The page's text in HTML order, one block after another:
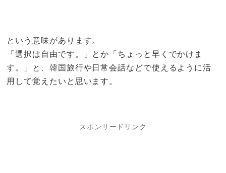
という意味があります。
「選択は自由です。」とか「ちょっと早くでかけま
す。」と、韓国旅行や日常会話などで使えるように活
用して覚えたいと思います。
スポンサードリンク